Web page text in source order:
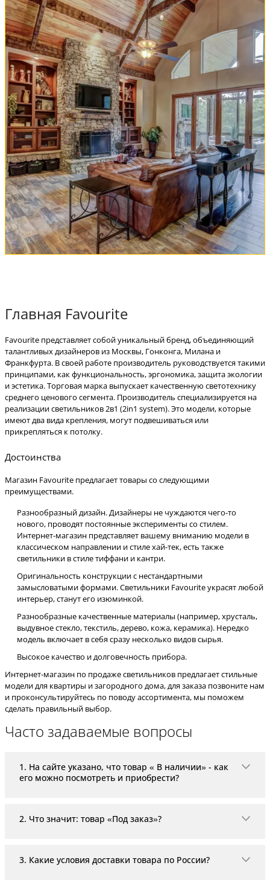
Главная Favourite
Favourite представляет собой уникальный бренд, объединяющий
талантливых дизайнеров из Москвы, Гонконга, Милана и
Франкфурта. В своей работе производитель руководствуется такими
принципами, как функциональность, эргономика, защита экологии
и эстетика. Торговая марка выпускает качественную светотехнику
среднего ценового сегмента. Производитель специализируется на
реализации светильников 2в1 (2in1 system). Это модели, которые
имеют два вида крепления, могут подвешиваться или
прикрепляться к потолку.
Достоинства
Магазин Favourite предлагает товары со следующими
преимуществами.
Разнообразный дизайн. Дизайнеры не чуждаются чего-то
нового, проводят постоянные эксперименты со стилем.
Интернет-магазин представляет вашему вниманию модели в
классическом направлении и стиле хай-тек, есть также
светильники в стиле тиффани и кантри.
Оригинальность конструкции с нестандартными
замысловатыми формами. Светильники Favourite украсят любой
интерьер, станут его изюминкой.
Разнообразные качественные материалы (например, хрусталь,
выдувное стекло, текстиль, дерево, кожа, керамика). Нередко
модель включает в себя сразу несколько видов сырья.
Высокое качество и долговечность прибора.
Интернет-магазин по продаже светильников предлагает стильные
модели для квартиры и загородного дома, для заказа позвоните нам
и проконсультируйтесь по поводу ассортимента, мы поможем
сделать правильный выбор.
Часто задаваемые вопросы
1. На сайте указано, что товар « В наличии» - как
его можно посмотреть и приобрести?
2. Что значит: товар «Под заказ»?
3. Какие условия доставки товара по России?